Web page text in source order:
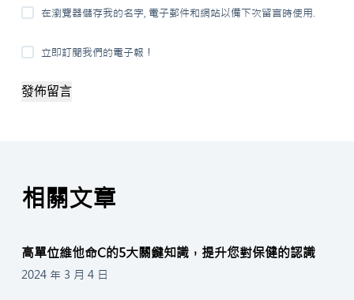
在瀏覽器儲存我的名字, 電子郵件和網站以備下次留言時使用.
立即訂閱我們的電子報！
發佈留言
相關文章
高單位維他命C的5大關鍵知識，提升您對保健的認識
2024 年 3 月 4 日